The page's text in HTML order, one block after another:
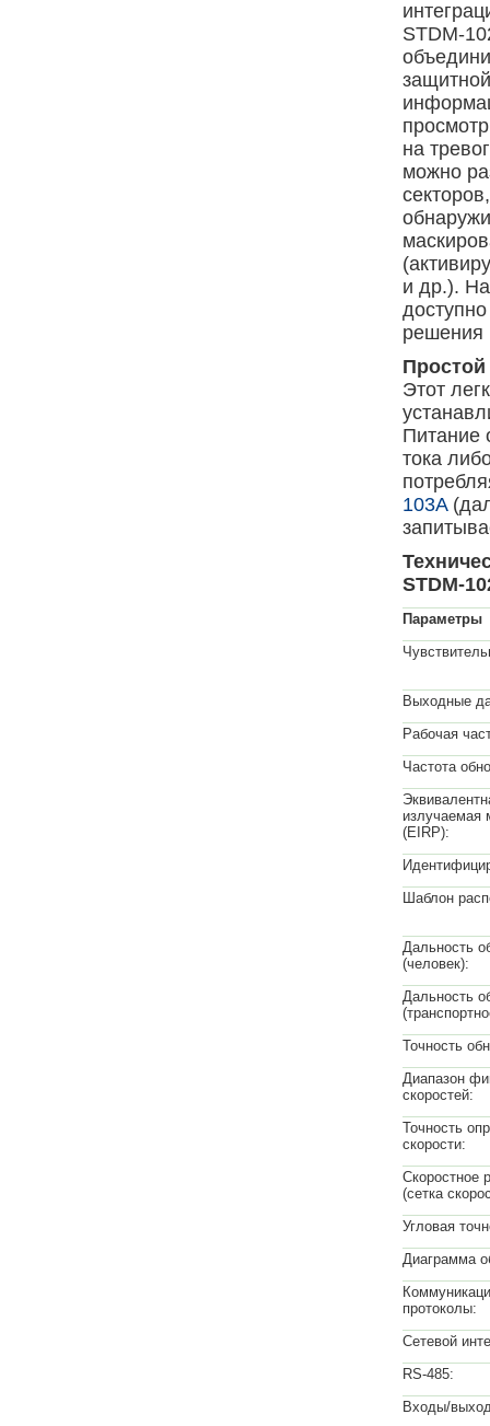
STDM-
на
можно
и др.).
решения
Простой
Этот
Питание
тока
103A
STDM-
Параметры
Выходные
Рабочая
Частота
излучаемая
(EIRP):
Шаблон
Дальность
(человек):
Дальность
Точность
Диапазон
скоростей:
Точность
скорости:
Скоростное
(сетка
Угловая
Диаграмма
протоколы:
Сетевой
RS-485:
Входы/